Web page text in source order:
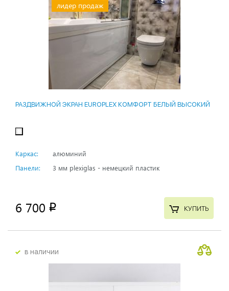
лидер продаж
РАЗДВИЖНОЙ ЭКРАН EUROPLEX КОМФОРТ БЕЛЫЙ ВЫСОКИЙ
Каркас:
алюминий
Панели:
3 мм plexiglas - немецкий пластик
6 700 p КУПИТЬ
в наличии